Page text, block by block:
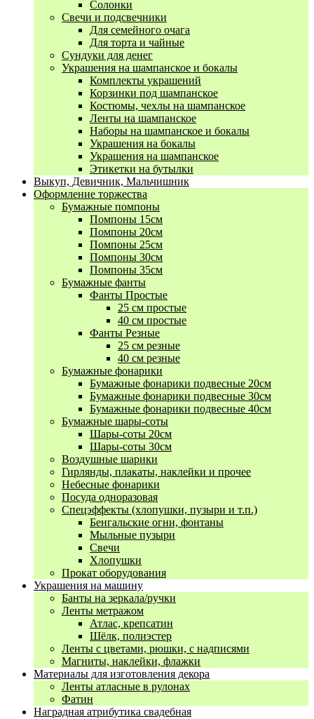
Солонки
Свечи и подсвечники
Для семейного очага
Для торта и чайные
Сундуки для денег
Украшения на шампанское и бокалы
Комплекты украшений
Корзинки под шампанское
Костюмы, чехлы на шампанское
Ленты на шампанское
Наборы на шампанское и бокалы
Украшения на бокалы
Украшения на шампанское
Этикетки на бутылки
Выкуп, Девичник, Мальчишник
Оформление торжества
Бумажные помпоны
Помпоны 15см
Помпоны 20см
Помпоны 25см
Помпоны 30см
Помпоны 35см
Бумажные фанты
Фанты Простые
25 см простые
40 см простые
Фанты Резные
25 см резные
40 см резные
Бумажные фонарики
Бумажные фонарики подвесные 20см
Бумажные фонарики подвесные 30см
Бумажные фонарики подвесные 40см
Бумажные шары-соты
Шары-соты 20см
Шары-соты 30см
Воздушные шарики
Гирлянды, плакаты, наклейки и прочее
Небесные фонарики
Посуда одноразовая
Спецэффекты (хлопушки, пузыри и т.п.)
Бенгальские огни, фонтаны
Мыльные пузыри
Свечи
Хлопушки
Прокат оборудования
Украшения на машину
Банты на зеркала/ручки
Ленты метражом
Атлас, крепсатин
Шёлк, полиэстер
Ленты с цветами, рюшки, с надписями
Магниты, наклейки, флажки
Материалы для изготовления декора
Ленты атласные в рулонах
Фатин
Наградная атрибутика свадебная